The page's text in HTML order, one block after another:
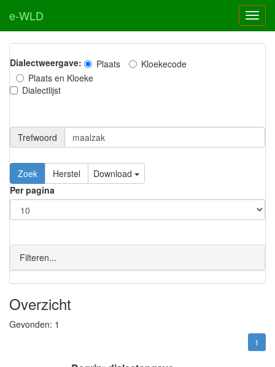
e-WLD
Dialectweergave: Plaats
Kloekecode
Plaats en Kloeke
Dialectlijst
Trefwoord
Download
Per pagina
Filteren...
Overzicht
Gevonden: 1
1